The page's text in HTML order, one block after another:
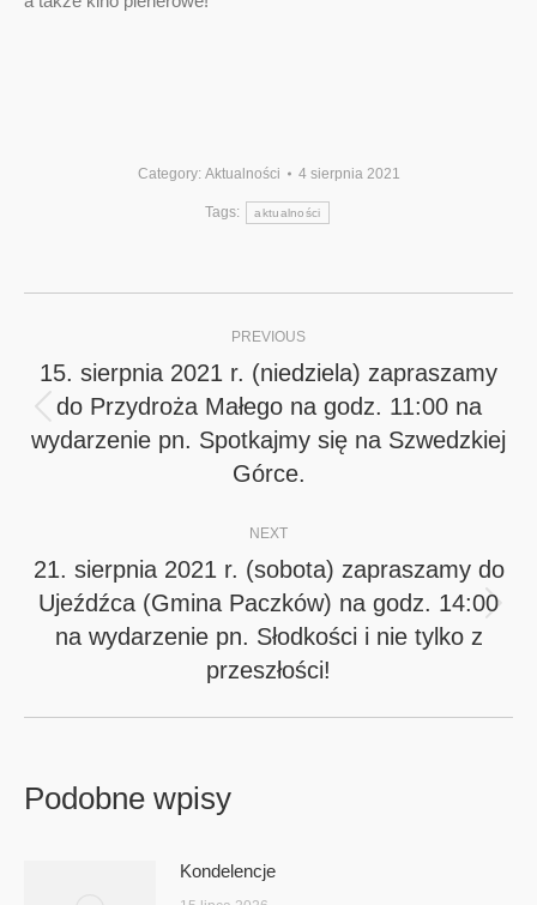
Category: Aktualności 4 sierpnia 2021
Tags: aktualności
navigation
PREVIOUS
Previous
post:
15. sierpnia 2021 r. (niedziela) zapraszamy
do Przydroża Małego na godz. 11:00 na
wydarzenie pn. Spotkajmy się na Szwedzkiej
Górce.
NEXT
Next
post:
21. sierpnia 2021 r. (sobota) zapraszamy do
Ujeźdźca (Gmina Paczków) na godz. 14:00
na wydarzenie pn. Słodkości i nie tylko z
przeszłości!
Podobne wpisy
Kondelencje